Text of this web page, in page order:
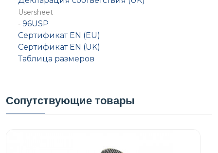
Usersheet
- 96USP
Сертификат EN (EU)
Сертификат EN (UK)
Таблица размеров
Сопутствующие товары